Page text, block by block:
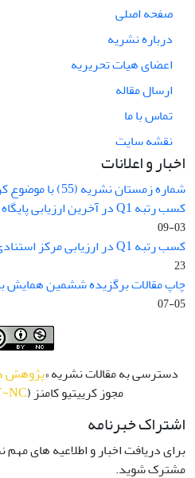
صفحه اصلی
درباره نشریه
اعضای هیات تحریریه
ارسال مقاله
تماس با ما
نقشه سایت
اخبار و اعلانات
شماره زمستان نشریه (55) با موضوع کرونا منتشر شد.
کسب رتبه Q1 در آخرین ارزیابی پایگاه جامع علوم استنادی ...
03-09
کسب رتبه Q1 در ارزیابی مرکز استنادی علوم جهان اسلام ...
23
چاپ مقالات برگزیده ششمین همایش
05-07
دسترسی به مقالات نشریه «پژوهش
مجوز کرییتیو کامنز (NC
اشتراک خبرنامه
برای دریافت اخبار و اطلاعیه های
مشترک شوید.